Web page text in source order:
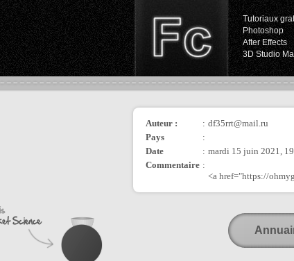
Tutoriaux
Photoshop
After Effects
3D Studio
Auteur : : df35rrt@mail.ru
Pays
:
Date
: mardi 15 juin 2021,
Commentaire :
<a href="https://